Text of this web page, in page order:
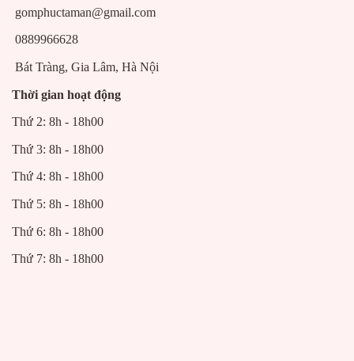
gomphuctaman@gmail.com
0889966628
Bát Tràng, Gia Lâm, Hà Nội
Thời gian hoạt động
Thứ 2: 8h - 18h00
Thứ 3: 8h - 18h00
Thứ 4: 8h - 18h00
Thứ 5: 8h - 18h00
Thứ 6: 8h - 18h00
Thứ 7: 8h - 18h00